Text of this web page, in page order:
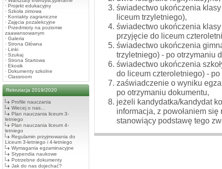
· Projekt edukacyjny
· Szkoła zimowa
· Kontakty zagraniczne
· Zajęcia pozalekcyjne
· Przedmioty na poziomie
zaawansowanym
· Galeria
· Strona Główna
· Linki
· Szukaj
· Strona Startowa
· Ekosik
· Dokumenty szkolne
· Classroom
Rekrutacja 2019/2020
Profile nauczania
Wiecej o nas...
Plan nauczania liceum 3-
letniego
Plan nauczania liceum 4-
letniego
Regulamin przyjmowania do
Liceum 3-letniego i 4-letniego
Wymagania egzaminacyjne
Stypendia naukowe
Potrzebne dokumenty
Jak do nas dojechać?
świadectwo ukończenia
liceum trzyletniego),
świadectwo ukończenia
przyjęcie do liceum
świadectwo ukończenia
trzyletniego) - po otrzymaniu
świadectwo ukończenia
do liceum czteroletniego) -
zaświadczenie o wyniku
po otrzymaniu dokumentu,
jeżeli kandydatka/kandydat
informacja, z powołaniem
stanowiący podstawę tego